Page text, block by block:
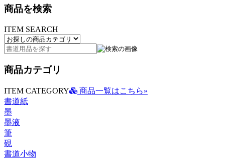
商品を検索
ITEM SEARCH
商品カテゴリ
ITEM CATEGORY
商品一覧はこちら»
書道紙
墨
墨液
筆
硯
書道小物